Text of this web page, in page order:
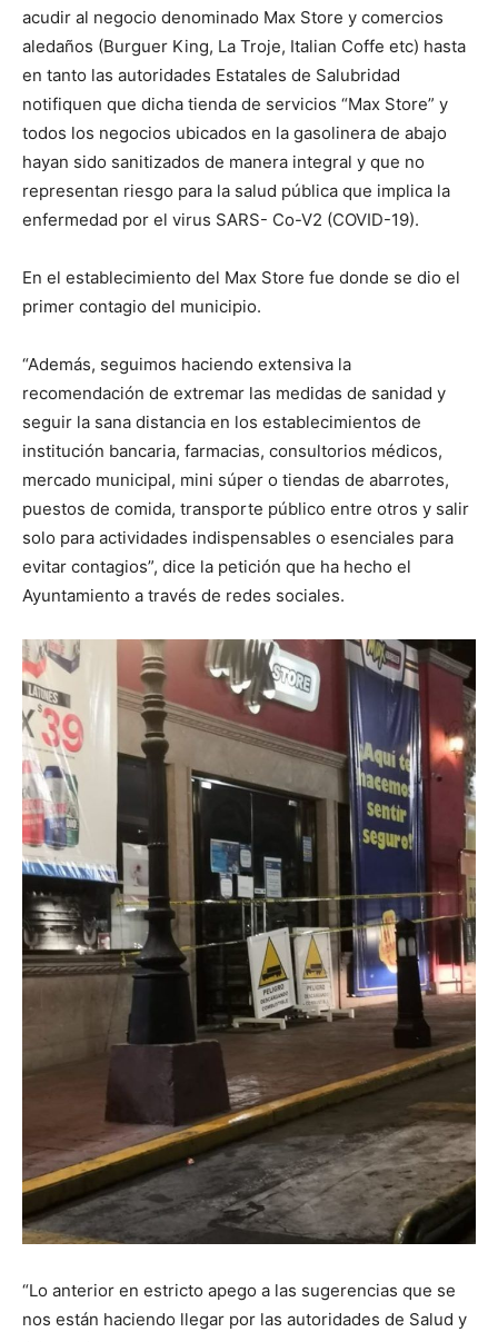
acudir al negocio denominado Max Store y comercios
aledaños (Burguer King, La Troje, Italian Coffe etc) hasta
en tanto las autoridades Estatales de Salubridad
notifiquen que dicha tienda de servicios “Max Store” y
todos los negocios ubicados en la gasolinera de abajo
hayan sido sanitizados de manera integral y que no
representan riesgo para la salud pública que implica la
enfermedad por el virus SARS- Co-V2 (COVID-19).
En el establecimiento del Max Store fue donde se dio el
primer contagio del municipio.
“Además, seguimos haciendo extensiva la
recomendación de extremar las medidas de sanidad y
seguir la sana distancia en los establecimientos de
institución bancaria, farmacias, consultorios médicos,
mercado municipal, mini súper o tiendas de abarrotes,
puestos de comida, transporte público entre otros y salir
solo para actividades indispensables o esenciales para
evitar contagios”, dice la petición que ha hecho el
Ayuntamiento a través de redes sociales.
“Lo anterior en estricto apego a las sugerencias que se
nos están haciendo llegar por las autoridades de Salud y